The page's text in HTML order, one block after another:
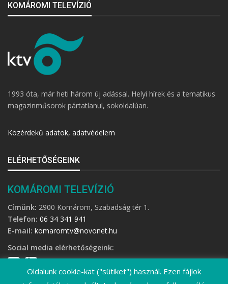
KOMÁROMI TELEVÍZIÓ
1993 óta, már heti három új adással. Helyi hírek és a tematikus
magazinműsorok pártatlanul, sokoldalúan.
Közérdekű adatok, adatvédelem
ELÉRHETŐSÉGEINK
KOMÁROMI TELEVÍZIÓ
Címünk: 2900 Komárom, Szabadság tér 1.
Telefon: 06 34 341 941
E-mail: komaromtv@novonet.hu
Social media elérhetőségeink:
Oldalunk cookie-kat ("sütiket") használ. Ezen fájlok